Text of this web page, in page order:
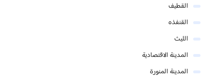
القطيف
القنفذه
الليث
المدينة الاقتصادية
المدينة المنورة